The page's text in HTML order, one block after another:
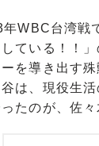
WBC台湾戦
ている！！
ーを導き出す
は、現役生
たのが、佐々